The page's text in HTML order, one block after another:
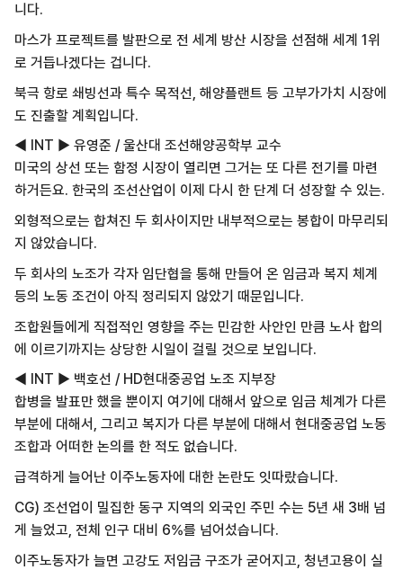
니다.
마스가 프로젝트를 발판으로 전 세계 방산 시장을 선점해 세계 1위
로 거듭나겠다는 겁니다.
북극 항로 쇄빙선과 특수 목적선, 해양플랜트 등 고부가가치 시장에
도 진출할 계획입니다.
◀ INT ▶ 유영준 / 울산대 조선해양공학부 교수
미국의 상선 또는 함정 시장이 열리면 그거는 또 다른 전기를 마련
하거든요. 한국의 조선산업이 이제 다시 한 단계 더 성장할 수 있는.
외형적으로는 합쳐진 두 회사이지만 내부적으로는 봉합이 마무리되
지 않았습니다.
두 회사의 노조가 각자 임단협을 통해 만들어 온 임금과 복지 체계
등의 노동 조건이 아직 정리되지 않았기 때문입니다.
조합원들에게 직접적인 영향을 주는 민감한 사안인 만큼 노사 합의
에 이르기까지는 상당한 시일이 걸릴 것으로 보입니다.
◀ INT ▶ 백호선 / HD현대중공업 노조 지부장
합병을 발표만 했을 뿐이지 여기에 대해서 앞으로 임금 체계가 다른
부분에 대해서, 그리고 복지가 다른 부분에 대해서 현대중공업 노동
조합과 어떠한 논의를 한 적도 없습니다.
급격하게 늘어난 이주노동자에 대한 논란도 잇따랐습니다.
CG) 조선업이 밀집한 동구 지역의 외국인 주민 수는 5년 새 3배 넘
게 늘었고, 전체 인구 대비 6%를 넘어섰습니다.
이주노동자가 늘면 고강도 저임금 구조가 굳어지고, 청년고용이 실